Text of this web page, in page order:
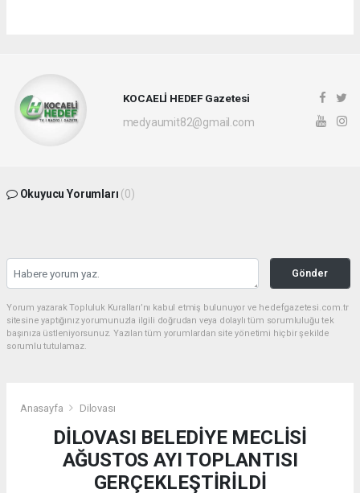
KOCAELİ HEDEF Gazetesi
medyaumit82@gmail.com
Okuyucu Yorumları (0)
Gönder
Yorum yazarak Topluluk Kuralları’nı kabul etmiş bulunuyor ve hedefgazetesi.com.tr
sitesine yaptığınız yorumunuzla ilgili doğrudan veya dolaylı tüm sorumluluğu tek
başınıza üstleniyorsunuz. Yazılan tüm yorumlardan site yönetimi hiçbir şekilde
sorumlu tutulamaz.
Anasayfa Dilovası
DİLOVASI BELEDİYE MECLİSİ
AĞUSTOS AYI TOPLANTISI
GERÇEKLEŞTİRİLDİ